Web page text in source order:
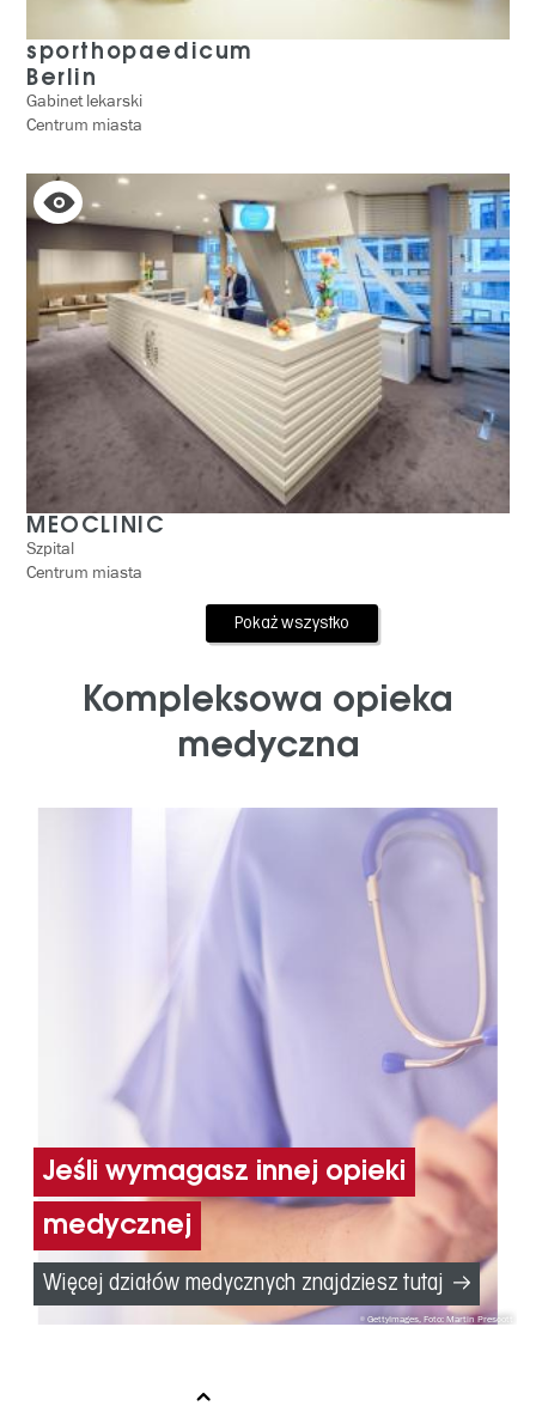
sporthopaedicum
Berlin
Gabinet lekarski
Centrum miasta
MEOCLINIC
Szpital
Centrum miasta
Pokaż wszystko
Kompleksowa opieka
medyczna
GettyImages, Foto: Martin Prescott
Jeśli wymagasz innej opieki
medycznej
Więcej działów medycznych znajdziesz tutaj